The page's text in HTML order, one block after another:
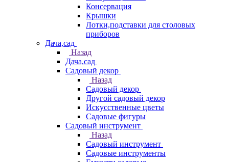
Консервация
Крышки
Лотки,подставки для столовых
приборов
Дача,сад
Назад
Дача,сад
Садовый декор
Назад
Садовый декор
Другой садовый декор
Искусственные цветы
Садовые фигуры
Садовый инструмент
Назад
Садовый инструмент
Садовые инструменты